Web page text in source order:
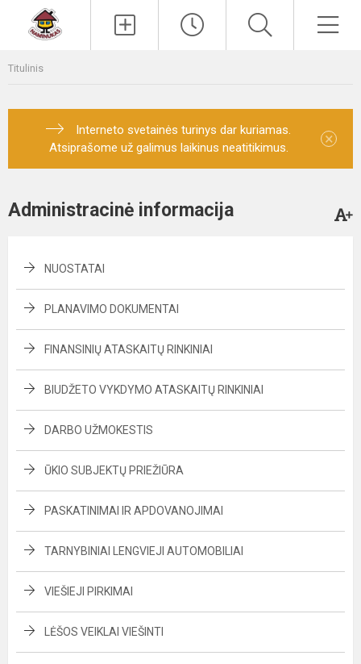
Titulinis
Interneto svetainės turinys dar kuriamas.
Atsiprašome už galimus laikinus neatitikimus.
×
Administracinė informacija
NUOSTATAI
PLANAVIMO DOKUMENTAI
FINANSINIŲ ATASKAITŲ RINKINIAI
BIUDŽETO VYKDYMO ATASKAITŲ RINKINIAI
DARBO UŽMOKESTIS
ŪKIO SUBJEKTŲ PRIEŽIŪRA
PASKATINIMAI IR APDOVANOJIMAI
TARNYBINIAI LENGVIEJI AUTOMOBILIAI
VIEŠIEJI PIRKIMAI
LĖŠOS VEIKLAI VIEŠINTI